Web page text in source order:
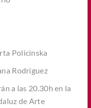
Policinska
Rodríguez
a las 20.30h en la
de Arte